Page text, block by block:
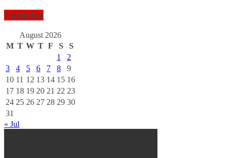
Calendar
August 2026
M T W T F S
S
1
2
3
4 5 6 7 8
9
10 11 12 13 14 15 16
17 18 19 20 21 22 23
24 25 26 27 28 29 30
31
« Jul